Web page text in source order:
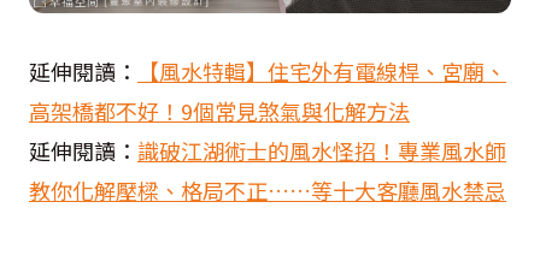
延伸閱讀：
【風水特輯】住宅外有電線桿、宮廟、
高架橋都不好！9個常見煞氣與化解方法
延伸閱讀： 識破江湖術士的風水怪招！專業風水師
教你化解壓樑、格局不正……等十大客廳風水禁忌